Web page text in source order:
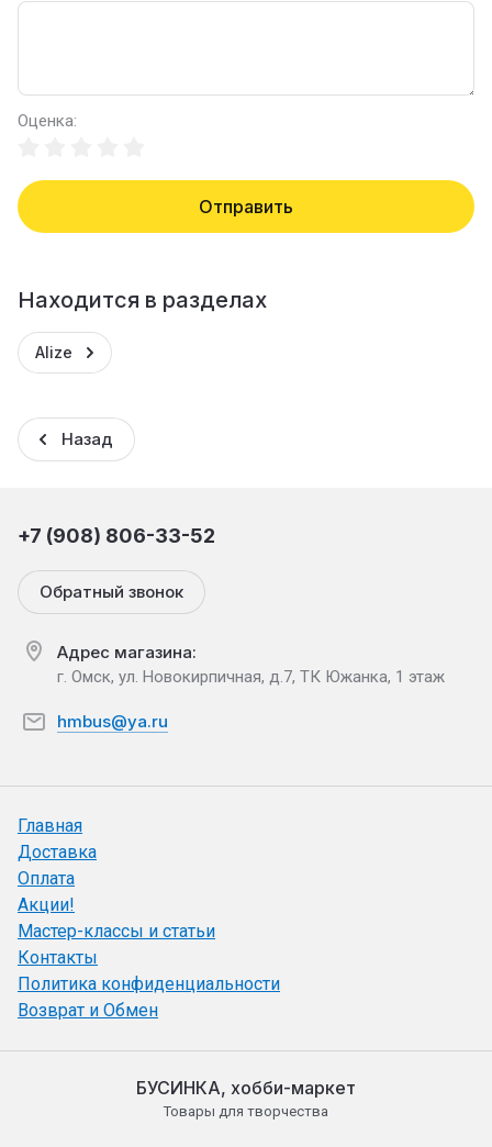
Оценка:
Отправить
Находится в разделах
Alize
Назад
+7 (908) 806-33-52
Обратный звонок
Адрес магазина:
г. Омск, ул. Новокирпичная, д.7, ТК Южанка, 1 этаж
hmbus@ya.ru
Главная
Доставка
Оплата
Акции!
Мастер-классы и статьи
Контакты
Политика конфиденциальности
Возврат и Обмен
БУСИНКА, хобби-маркет
Товары для творчества